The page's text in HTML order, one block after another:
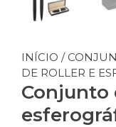
INÍCIO /
DE ROLLER E
Conjunto